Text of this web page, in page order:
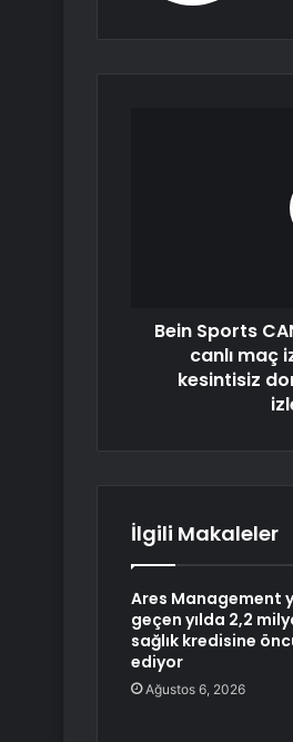
Bein Sports
canlı maç
kesintisiz
İlgili Makaleler
Ares Management
geçen yılda 2,2
sağlık kredisine
ediyor
Ağustos 6, 2026